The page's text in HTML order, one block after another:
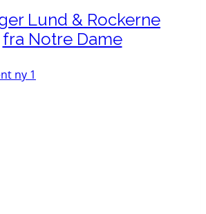
Lund & Rockerne
fra Notre Dame